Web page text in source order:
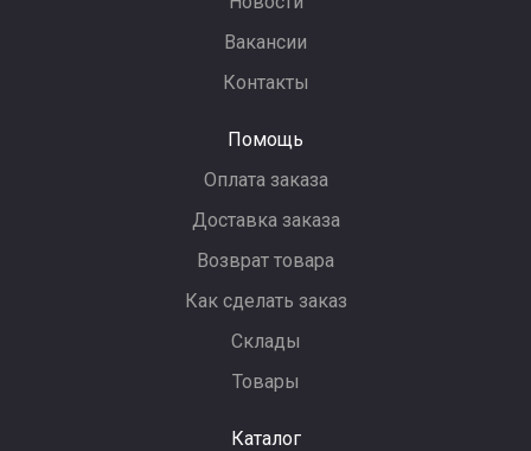
Вакансии
Контакты
Помощь
Оплата заказа
Доставка заказа
Возврат товара
Как сделать заказ
Склады
Товары
Каталог